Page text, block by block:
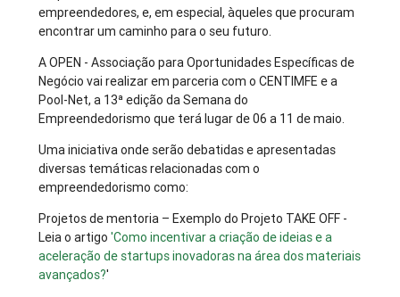
empreendedores, e, em especial, àqueles que procuram
encontrar um caminho para o seu futuro.
A OPEN - Associação para Oportunidades Específicas de
Negócio vai realizar em parceria com o CENTIMFE e a
Pool-Net, a 13ª edição da Semana do
Empreendedorismo que terá lugar de 06 a 11 de maio.
Uma iniciativa onde serão debatidas e apresentadas
diversas temáticas relacionadas com o
empreendedorismo como:
Projetos de mentoria – Exemplo do Projeto TAKE OFF -
Leia o artigo'Como incentivar a criação de ideias e a
aceleração de startups inovadoras na área dos materiais
avançados?'